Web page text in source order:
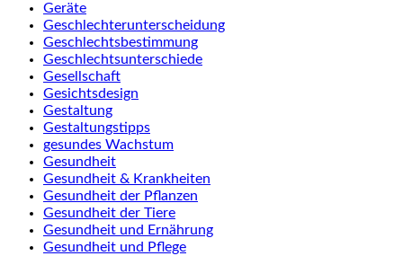
Geräte
Geschlechterunterscheidung
Geschlechtsbestimmung
Geschlechtsunterschiede
Gesellschaft
Gesichtsdesign
Gestaltung
Gestaltungstipps
gesundes Wachstum
Gesundheit
Gesundheit & Krankheiten
Gesundheit der Pflanzen
Gesundheit der Tiere
Gesundheit und Ernährung
Gesundheit und Pflege